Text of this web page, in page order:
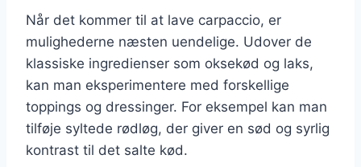
Når det kommer til at lave carpaccio, er
mulighederne næsten uendelige. Udover de
klassiske ingredienser som oksekød og laks,
kan man eksperimentere med forskellige
toppings og dressinger. For eksempel kan man
tilføje syltede rødløg, der giver en sød og syrlig
kontrast til det salte kød.